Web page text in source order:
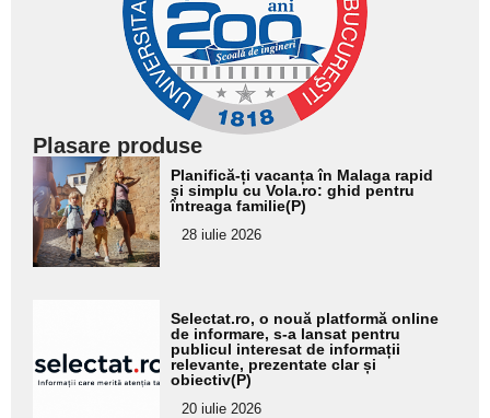
Plasare produse
Adaugă
aici textul
pentru
subtitlu
Planifică-ți vacanța în Malaga rapid
și simplu cu Vola.ro: ghid pentru
întreaga familie(P)
28 iulie 2026
pentru
subtitlu
Selectat.ro, o nouă platformă online
de informare, s-a lansat pentru
publicul interesat de informații
relevante, prezentate clar și
obiectiv(P)
20 iulie 2026